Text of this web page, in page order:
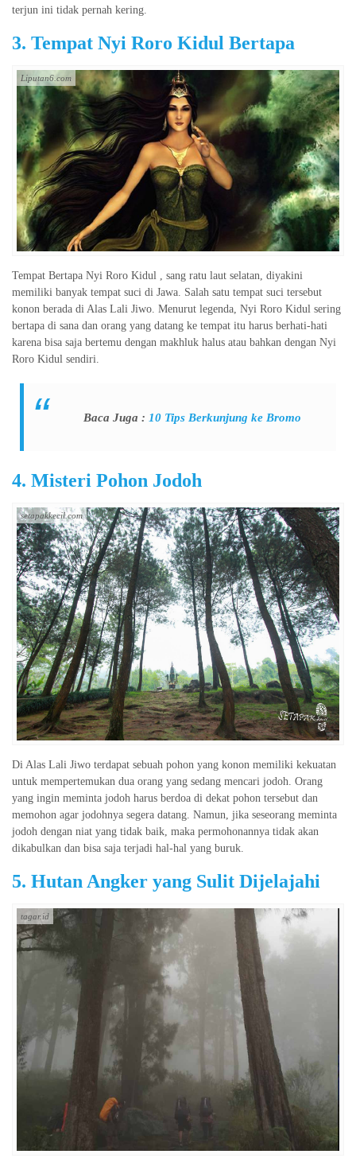
terjun ini tidak pernah kering.
3. Tempat Nyi Roro Kidul Bertapa
Liputan6.com
Tempat Bertapa Nyi Roro Kidul , sang ratu laut selatan, diyakini
memiliki banyak tempat suci di Jawa. Salah satu tempat suci tersebut
konon berada di Alas Lali Jiwo. Menurut legenda, Nyi Roro Kidul sering
bertapa di sana dan orang yang datang ke tempat itu harus berhati-hati
karena bisa saja bertemu dengan makhluk halus atau bahkan dengan Nyi
Roro Kidul sendiri.
Baca Juga : 10 Tips Berkunjung ke Bromo
4. Misteri Pohon Jodoh
setapakkecil.com
Di Alas Lali Jiwo terdapat sebuah pohon yang konon memiliki kekuatan
untuk mempertemukan dua orang yang sedang mencari jodoh. Orang
yang ingin meminta jodoh harus berdoa di dekat pohon tersebut dan
memohon agar jodohnya segera datang. Namun, jika seseorang meminta
jodoh dengan niat yang tidak baik, maka permohonannya tidak akan
dikabulkan dan bisa saja terjadi hal-hal yang buruk.
5. Hutan Angker yang Sulit Dijelajahi
tagar.id